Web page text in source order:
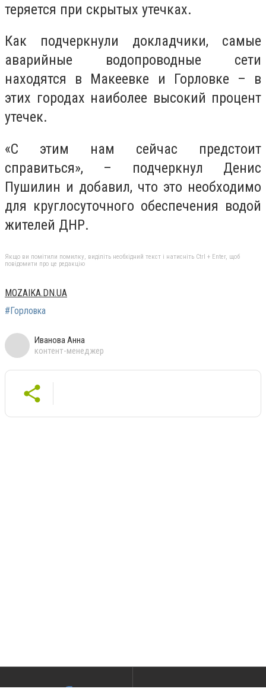
теряется при скрытых утечках.
Как подчеркнули докладчики, самые
аварийные водопроводные сети
находятся в Макеевке и Горловке – в
этих городах наиболее высокий процент
утечек.
«С этим нам сейчас предстоит
справиться», – подчеркнул Денис
Пушилин и добавил, что это необходимо
для круглосуточного обеспечения водой
жителей ДНР.
Якщо ви помітили помилку, виділіть необхідний текст і натисніть Ctrl + Enter, щоб
повідомити про це редакцію
MOZAIKA.DN.UA
#Горловка
Иванова Анна
контент-менеджер